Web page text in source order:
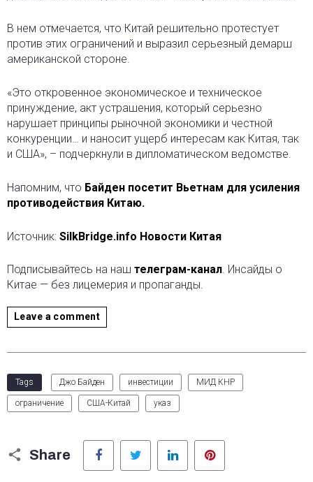
В нем отмечается, что Китай решительно протестует
против этих ограничений и выразил серьезный демарш
американской стороне.
«Это откровенное экономическое и техническое
принуждение, акт устрашения, который серьезно
нарушает принципы рыночной экономики и честной
конкуренции… и наносит ущерб интересам как Китая, так
и США», – подчеркнули в дипломатическом ведомстве.
Напомним, что Байден посетит Вьетнам для усиления
противодействия Китаю.
Источник: SilkBridge.info Новости Китая
Подписывайтесь на наш телеграм-канал . Инсайды о
Китае — без лицемерия и пропаганды.
Leave a comment
Tags Джо Байден инвестиции МИД КНР
ограничение США-Китай указ
Share
Facebook Twitter LinkedIn